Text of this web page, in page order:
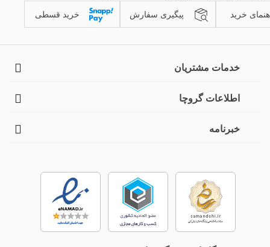
خرید پیگیری سفارش خرید قسطی
خدمات مشتریان
اطلاعات گروچا
خبرنامه